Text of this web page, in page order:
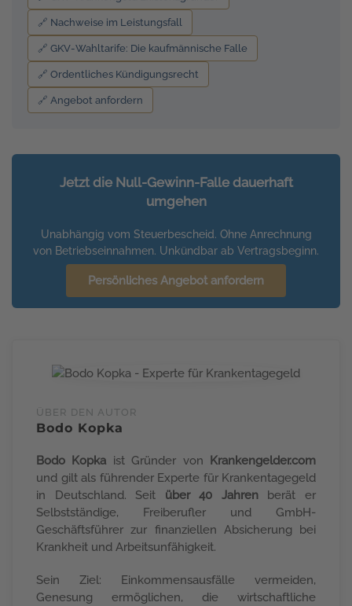
🔗 Nachweise im Leistungsfall
🔗 GKV-Wahltarife: Die kaufmännische Falle
🔗 Ordentliches Kündigungsrecht
🔗 Angebot anfordern
Jetzt die Null-Gewinn-Falle dauerhaft
umgehen
Unabhängig vom Steuerbescheid. Ohne Anrechnung
von Betriebseinnahmen. Unkündbar ab Vertragsbeginn.
Persönliches Angebot anfordern
ÜBER DEN AUTOR
Bodo Kopka
Bodo Kopka ist Gründer von
Krankengelder.com
und gilt als führender Experte für Krankentagegeld
in Deutschland. Seit über 40 Jahrenberät er
Selbstständige, Freiberufler und GmbH-
Geschäftsführer zur finanziellen Absicherung bei
Krankheit und Arbeitsunfähigkeit.
Sein Ziel: Einkommensausfälle vermeiden,
Genesung ermöglichen, die wirtschaftliche